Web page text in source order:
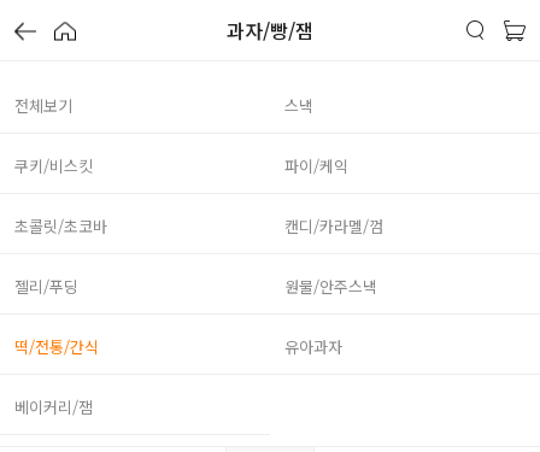
과자/빵/잼
전체보기 스낵
쿠키/비스킷 파이/케익
초콜릿/초코바 캔디/카라멜/껌
젤리/푸딩 원물/안주스낵
떡/전통/간식 유아과자
베이커리/잼